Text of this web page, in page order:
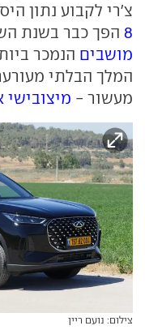
צ'רי לקבוע נתון
8 הפך כבר בשנת
מושבים הנמכר
המלך הבלתי
מעשור - מיצובישי
צילום: נועם ריין